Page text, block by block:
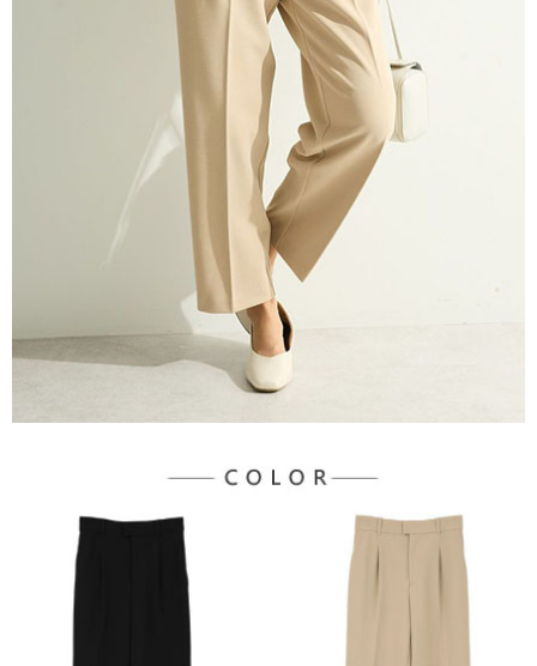
2.基於同意付款使用「大哥付你分期」之契約關係目的，商店將以您的個人
資料（包含姓名、電話或地址）提供予台灣大哥大進項蒐集、處理及利用，
由本公司與您本人進行分期帳單所需資料之確認、核對及更正。
3.完整用戶服務條款，請詳閱以下連結：
https://oppay.tw/userRule
※ 交易是否成功請以「AFTEE先享後付 」之結帳頁面顯示為準，若有關於
是否繳費成功／繳費後需取消欲退款等相關疑問，請聯繫「AFTEE先享後付
https://netprotections.freshdesk.com/support/home
１．透過由恩沛科技股份有限公司提供之「AFTEE先享後付」服務完成之交
易，需依本服務之必要範圍內提供個人資料，並將交易相關給付款項請求債
權轉讓予恩沛科技股份有限公司。
２．關於個人資料處理事宜，請瀏覽以下網址：
３．未成年的使用者請事先徵得法定代理人或監護人之同意方可使用
「AFTEE先享後付」，若未經同意申辦者引起之損失，本公司不負相關責
４．使用「AFTEE先享後付」時，將依據個別帳號之用戶狀況，依本公司即
時審查核予不同之上限額度；若仍有額度不足之情形，本公司將視審查結果
請求用戶進行身份認證。
５．嚴禁一人註冊多個帳號或使用他人資訊註冊。若發現惡意使用之情形，
恩沛科技股份有限公司將有權停止該用戶之使用額度並採取法律行動。
每筆NT$60，滿NT$888(含以上)免運費
每筆NT$60，滿NT$888(含以上)免運費
每筆NT$60，滿NT$888(含以上)免運費
每筆NT$90，滿NT$888(含以上)免運費